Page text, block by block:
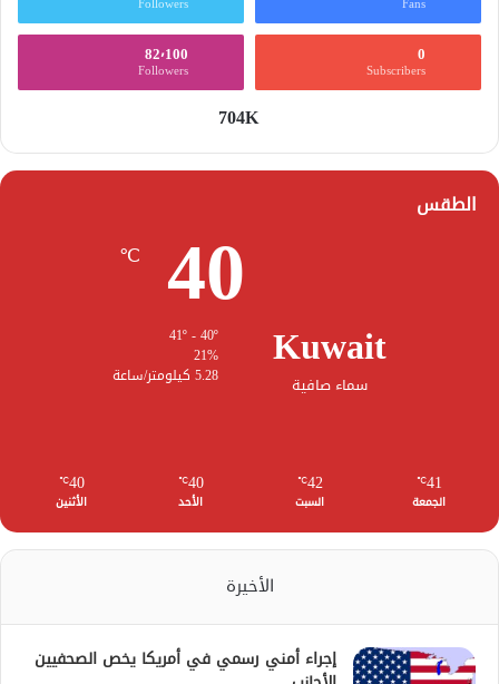
0
Subscribers
82٬100
Followers
704K
الطقس
Kuwait
سماء صافية
40
℃
21%
5.28 كيلومتر/ساعة
41
℃
الجمعة
42
℃
السبت
40
℃
الأحد
40
℃
الأثنين
الأخيرة
إجراء أمني رسمي في أمريكا يخص الصحفيين